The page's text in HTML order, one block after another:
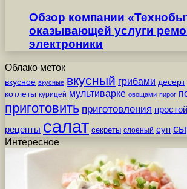
Обзор компании
оказывающей услуги
электроники
Облако меток
вкусное вкусные вкусный грибами десерт
котлеты курицей мультиварке овощами пирог
приготовить приготовления простой
рецепты салат секреты слоеный суп
Интересное